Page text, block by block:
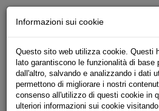
Informazioni sui cookie
Questo sito web utilizza cookie. Questi
lato garantiscono le funzionalità di base
dall'altro, salvando e analizzando i dati
permettono di migliorare i nostri
consenso all'utilizzo di questi cookie in
ulteriori informazioni sui cookie